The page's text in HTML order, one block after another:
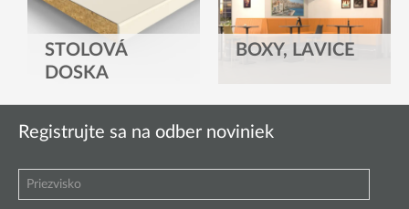
STOLOVÁ
DOSKA
BOXY, LAVICE
Registrujte sa na odber noviniek